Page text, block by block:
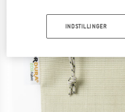
INDSTILLINGER